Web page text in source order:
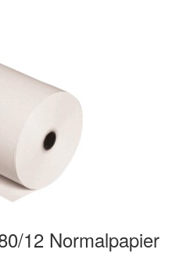
12 Normalpapier